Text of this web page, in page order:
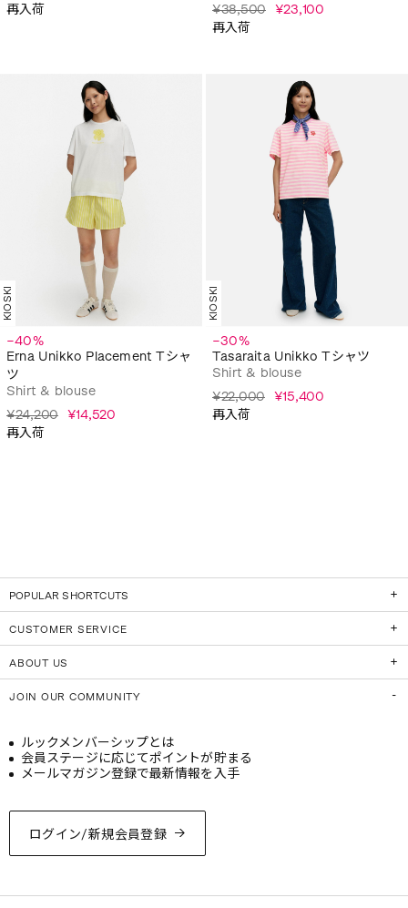
再入荷
¥38,500 ¥23,100
再入荷
KIOSKI
−40%
Erna Unikko Placement Tシャ
ツ
Shirt & blouse
¥24,200 ¥14,520
再入荷
KIOSKI
−30%
Tasaraita Unikko Tシャツ
Shirt & blouse
¥22,000 ¥15,400
再入荷
POPULAR SHORTCUTS
CUSTOMER SERVICE
ABOUT US
JOIN OUR COMMUNITY
ログイン/新規会員登録
ルックメンバーシップとは
会員ステージに応じてポイントが貯まる
メールマガジン登録で最新情報を入手